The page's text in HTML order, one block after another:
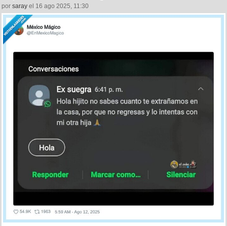
por saray el 16 ago 2025, 11:30